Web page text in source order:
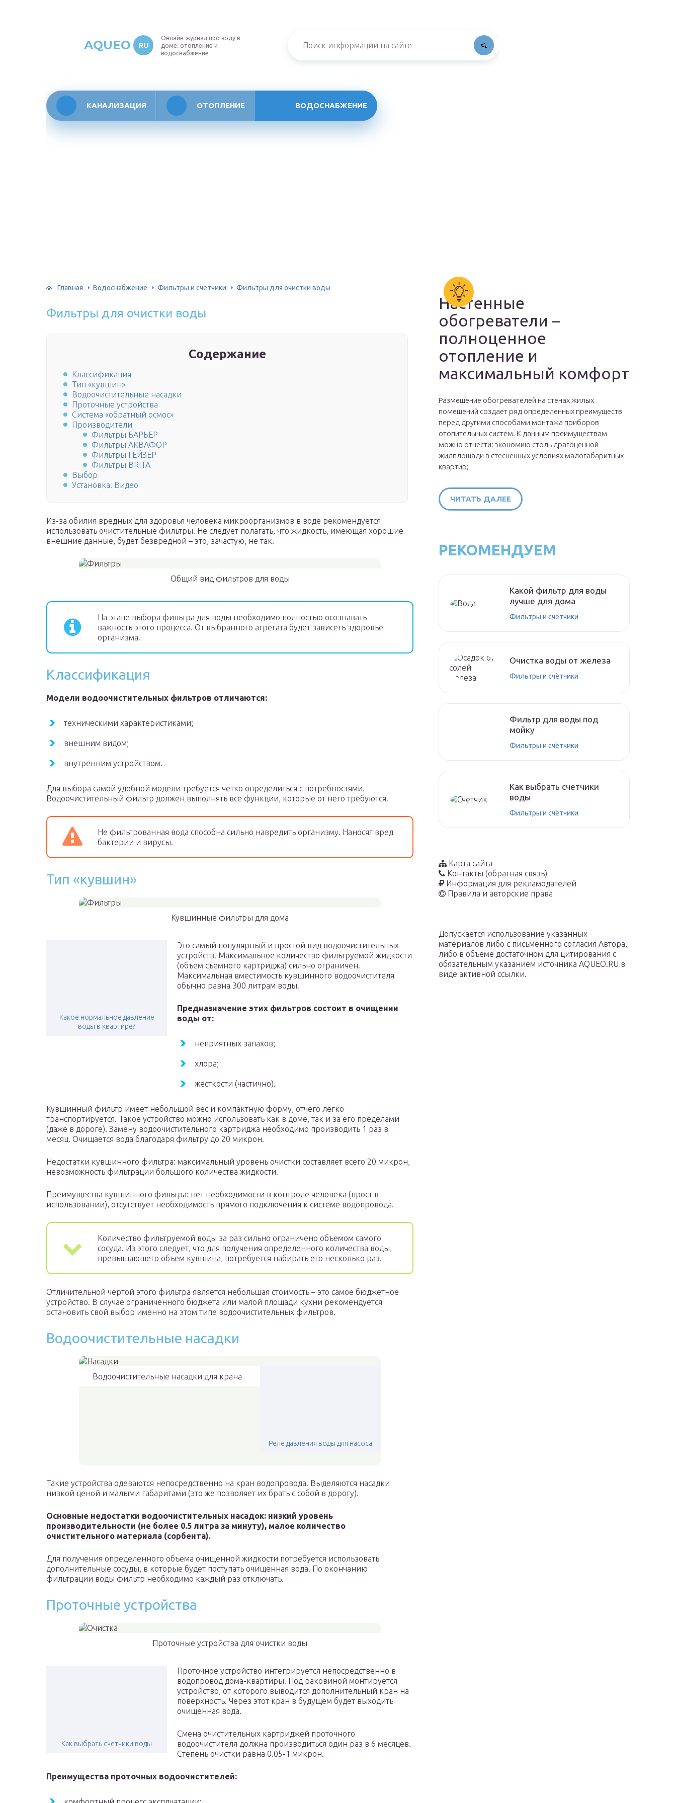
AQUEO RU
Онлайн-журнал про воду в
доме: отопление и
водоснабжение
КАНАЛИЗАЦИЯ ОТОПЛЕНИЕ ВОДОСНАБЖЕНИЕ
Главная Водоснабжение Фильтры и счётчики Фильтры для очистки воды
Фильтры для очистки воды
Содержание
Классификация
Тип «кувшин»
Водоочистительные насадки
Проточные устройства
Система «обратный осмос»
Производители
Фильтры БАРЬЕР
Фильтры АКВАФОР
Фильтры ГЕЙЗЕР
Фильтры BRITA
Выбор
Установка. Видео
Из-за обилия вредных для здоровья человека микроорганизмов в воде рекомендуется
использовать очистительные фильтры. Не следует полагать, что жидкость, имеющая хорошие
внешние данные, будет безвредной – это, зачастую, не так.
Общий вид фильтров для воды
На этапе выбора фильтра для воды необходимо полностью осознавать
важность этого процесса. От выбранного агрегата будет зависеть здоровье
организма.
Классификация
Модели водоочистительных фильтров отличаются:
техническими характеристиками;
внешним видом;
внутренним устройством.
Для выбора самой удобной модели требуется четко определиться с потребностями.
Водоочистительный фильтр должен выполнять все функции, которые от него требуются.
Не фильтрованная вода способна сильно навредить организму. Наносят вред
бактерии и вирусы.
Тип «кувшин»
Кувшинные фильтры для дома
Какое нормальное давление
воды в квартире?
Это самый популярный и простой вид водоочистительных
устройств. Максимальное количество фильтруемой жидкости
(объем съемного картриджа) сильно ограничен.
Максимальная вместимость кувшинного водоочистителя
обычно равна 300 литрам воды.
Предназначение этих фильтров состоит в очищении
воды от:
неприятных запахов;
хлора;
жесткости (частично).
Кувшинный фильтр имеет небольшой вес и компактную форму, отчего легко
транспортируется. Такое устройство можно использовать как в доме, так и за его пределами
(даже в дороге). Замену водоочистительного картриджа необходимо производить 1 раз в
месяц. Очищается вода благодаря фильтру до 20 микрон.
Недостатки кувшинного фильтра: максимальный уровень очистки составляет всего 20 микрон,
невозможность фильтрации большого количества жидкости.
Преимущества кувшинного фильтра: нет необходимости в контроле человека (прост в
использовании), отсутствует необходимость прямого подключения к системе водопровода.
Количество фильтруемой воды за раз сильно ограничено объемом самого
сосуда. Из этого следует, что для получения определенного количества воды,
превышающего объем кувшина, потребуется набирать его несколько раз.
Отличительной чертой этого фильтра является небольшая стоимость – это самое бюджетное
устройство. В случае ограниченного бюджета или малой площади кухни рекомендуется
остановить свой выбор именно на этом типе водоочистительных фильтров.
Водоочистительные насадки
Реле давления воды для насоса
Водоочистительные насадки для крана
Такие устройства одеваются непосредственно на кран водопровода. Выделяются насадки
низкой ценой и малыми габаритами (это же позволяет их брать с собой в дорогу).
Основные недостатки водоочистительных насадок: низкий уровень
производительности (не более 0.5 литра за минуту), малое количество
очистительного материала (сорбента).
Для получения определенного объема очищенной жидкости потребуется использовать
дополнительные сосуды, в которые будет поступать очищенная вода. По окончанию
фильтрации воды фильтр необходимо каждый раз отключать.
Проточные устройства
Проточные устройства для очистки воды
Как выбрать счетчики воды
Проточное устройство интегрируется непосредственно в
водопровод дома-квартиры. Под раковиной монтируется
устройство, от которого выводится дополнительный кран на
поверхность. Через этот кран в будущем будет выходить
очищенная вода.
Смена очистительных картриджей проточного
водоочистителя должна производиться один раз в 6 месяцев.
Степень очистки равна 0.05-1 микрон.
Преимущества проточных водоочистителей:
Настенные
обогреватели –
полноценное
отопление и
максимальный комфорт
Размещение обогревателей на стенах жилых
помещений создает ряд определенных преимуществ
перед другими способами монтажа приборов
отопительных систем. К данным преимуществам
можно отнести: экономию столь драгоценной
жилплощади в стесненных условиях малогабаритных
квартир;
ЧИТАТЬ ДАЛЕЕ
РЕКОМЕНДУЕМ
Какой фильтр для воды
лучше для дома
Фильтры и счётчики
Очистка воды от железа
Фильтры и счётчики
Фильтр для воды под
мойку
Фильтры и счётчики
Как выбрать счетчики
воды
Фильтры и счётчики
Карта сайта
Контакты (обратная связь)
Информация для рекламодателей
Правила и авторские права
Допускается использование указанных
материалов либо с письменного согласия Автора,
либо в объеме достаточном для цитирования с
обязательным указанием источника AQUEO.RU в
виде активной ссылки.